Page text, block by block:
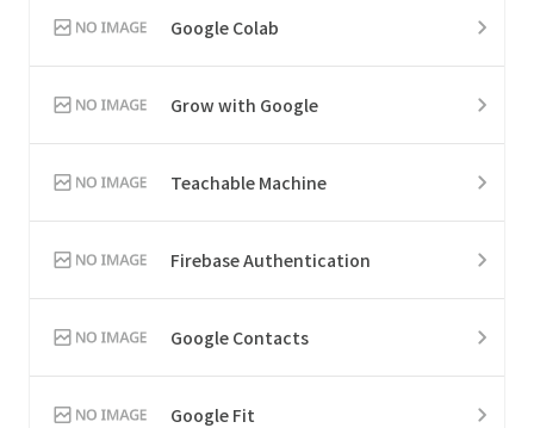
Google Colab
Grow with Google
Teachable Machine
Firebase Authentication
Google Contacts
Google Fit